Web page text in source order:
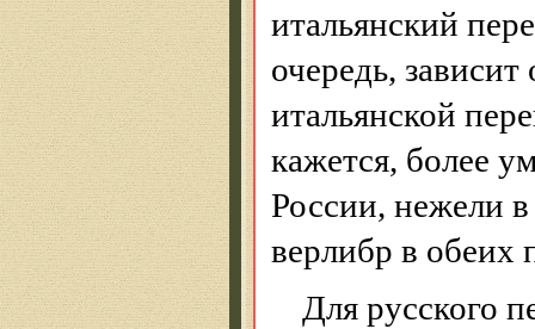
итальянский
очередь,
итальянской
кажется, более
России, нежели
верлибр в обеих
Для русского